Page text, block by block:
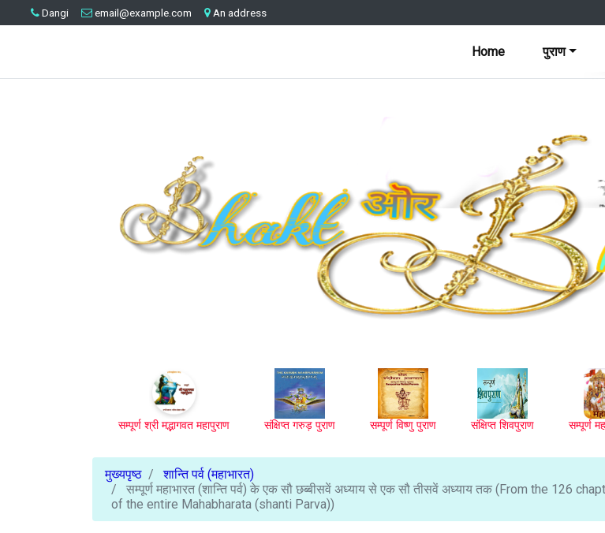
Dangi email@example.com An address
Home पुराण
सम्पूर्ण श्री मद्भागवत महापुराण संक्षिप्त गरुड़ पुराण सम्पूर्ण विष्णु पुराण संक्षिप्त शिवपुराण सम्पूर्ण
मुख्यपृष्ठ
शान्ति पर्व (महाभारत)
सम्पूर्ण महाभारत (शान्ति पर्व) के एक सौ छब्बीसवें अध्याय से एक सौ तीसवें अध्याय तक (From the 126
of the entire Mahabharata (shanti Parva))